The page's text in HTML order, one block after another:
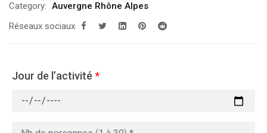
Category: Auvergne Rhône Alpes
Réseaux sociaux
Jour de l’activité *